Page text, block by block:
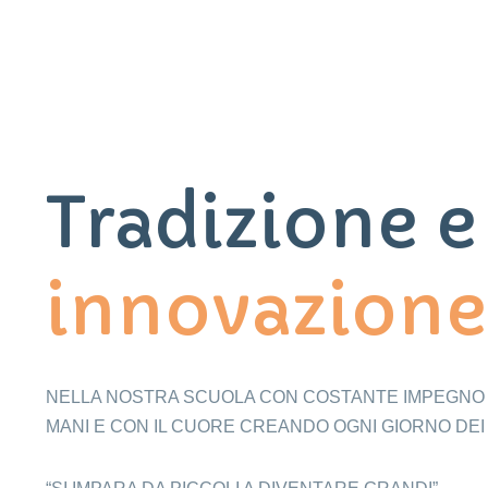
Tradizione e
innovazione
NELLA NOSTRA SCUOLA CON COSTANTE
MANI E CON IL CUORE CREANDO OGNI GIORNO DEI